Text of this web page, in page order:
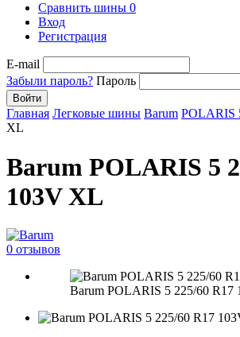
Сравнить шины 0
Вход
Регистрация
E-mail
Забыли пароль? Пароль
Войти
Главная Легковые шины Barum POLARIS
XL
Barum POLARIS 5
103V XL
0 отзывов
Barum POLARIS 5 225/60 R17